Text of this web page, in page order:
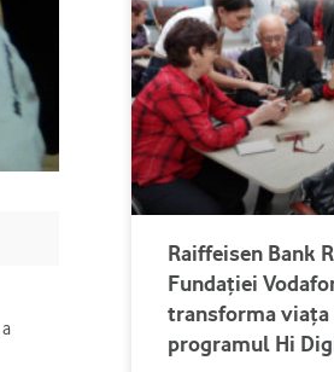
a
Raiffeisen Bank
Fundației
transforma
programul Hi